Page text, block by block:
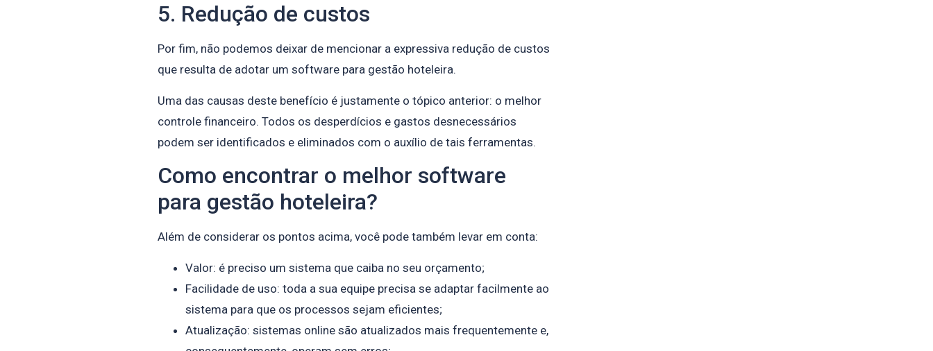
5. Redução de custos
Por fim, não podemos deixar de mencionar a expressiva redução de custos
que resulta de adotar um software para gestão hoteleira.
Uma das causas deste benefício é justamente o tópico anterior: o melhor
controle financeiro. Todos os desperdícios e gastos desnecessários
podem ser identificados e eliminados com o auxílio de tais ferramentas.
Como encontrar o melhor software
para gestão hoteleira?
Além de considerar os pontos acima, você pode também levar em conta:
Valor: é preciso um sistema que caiba no seu orçamento;
Facilidade de uso: toda a sua equipe precisa se adaptar facilmente ao
sistema para que os processos sejam eficientes;
Atualização: sistemas online são atualizados mais frequentemente e,